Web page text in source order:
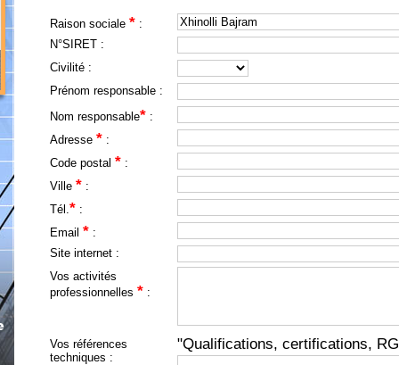
Raison sociale* :
N°SIRET :
Civilité :
Prénom responsable :
Nom responsable* :
Adresse* :
Code postal* :
Ville* :
Tél.* :
Email* :
Site internet :
Vos activités
professionnelles* :
Vos références
techniques :
"Qualifications, certifications,